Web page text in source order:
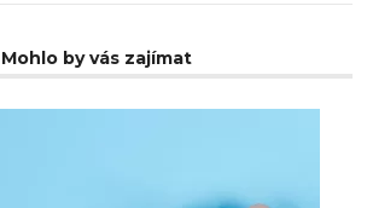
Mohlo by vás zajímat